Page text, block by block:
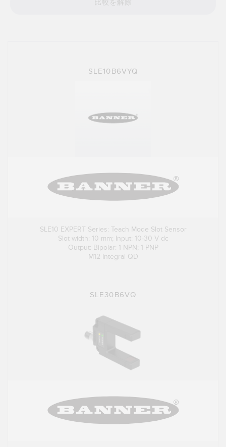
比較を解除
SLE10B6VYQ
SLE10 EXPERT Series: Teach Mode Slot Sensor
Slot width: 10 mm; Input: 10-30 V dc
Output: Bipolar: 1 NPN; 1 PNP
M12 Integral QD
SLE30B6VQ